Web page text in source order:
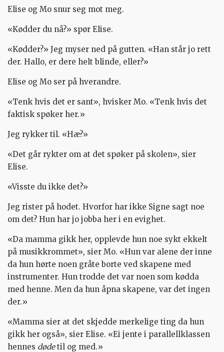
Elise og Mo snur seg mot meg.
«Kødder du nå?» spør Elise.
«Kødder?» Jeg myser ned på gutten. «Han står jo rett
der. Hallo, er dere helt blinde, eller?»
Elise og Mo ser på hverandre.
«Tenk hvis det er sant», hvisker Mo. «Tenk hvis det
faktisk spøker her.»
Jeg rykker til. «Hæ?»
«Det går rykter om at det spøker på skolen», sier
Elise.
«Visste du ikke det?»
Jeg rister på hodet. Hvorfor har ikke Signe sagt noe
om det? Hun har jo jobba her i en evighet.
«Da mamma gikk her, opplevde hun noe sykt ekkelt
på musikkrommet», sier Mo. «Hun var alene der inne
da hun hørte noen gråte borte ved skapene med
instrumenter. Hun trodde det var noen som kødda
med henne. Men da hun åpna skapene, var det ingen
der.»
«Mamma sier at det skjedde merkelige ting da hun
gikk her også», sier Elise. «Ei jente i parallellklassen
hennes dødetil og med.»